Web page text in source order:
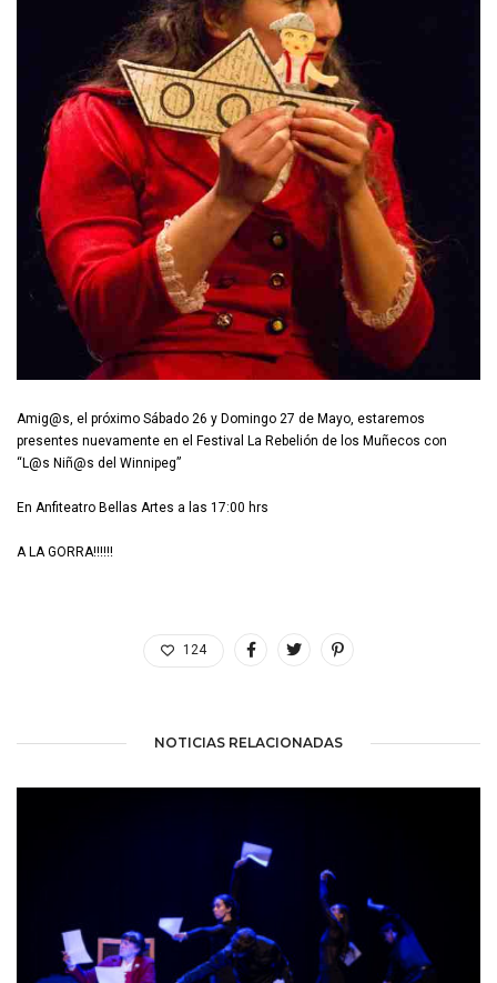
Amig@s, el próximo Sábado 26 y Domingo 27 de Mayo, estaremos
presentes nuevamente en el Festival La Rebelión de los Muñecos con
“L@s Niñ@s del Winnipeg”
En Anfiteatro Bellas Artes a las 17:00 hrs
A LA GORRA!!!!!!
124
NOTICIAS RELACIONADAS